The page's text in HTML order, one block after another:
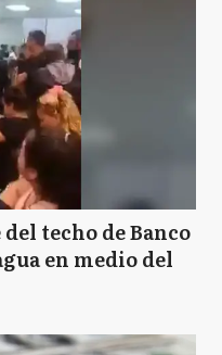
techo de Banco
en medio del